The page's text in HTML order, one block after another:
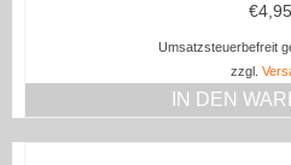
€4,95
Umsatzsteuerbefreit
zzgl.
IN DEN